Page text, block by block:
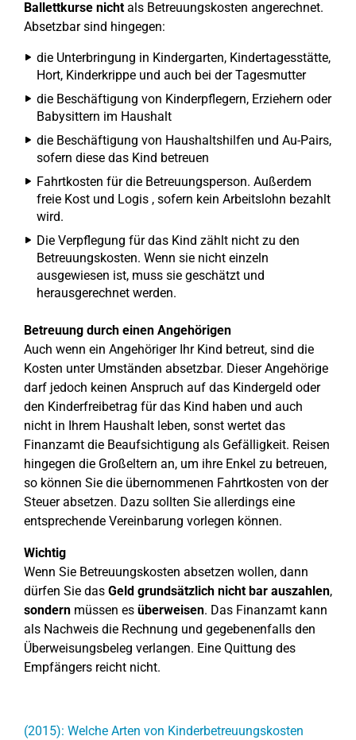
Ballettkurse nichtals Betreuungskosten angerechnet.
Absetzbar sind hingegen:
die Unterbringung in Kindergarten, Kindertagesstätte,
Hort, Kinderkrippe und auch bei der Tagesmutter
die Beschäftigung von Kinderpflegern, Erziehern oder
Babysittern im Haushalt
die Beschäftigung von Haushaltshilfen und Au-Pairs,
sofern diese das Kind betreuen
Fahrtkosten für die Betreuungsperson. Außerdem
freie Kost und Logis , sofern kein Arbeitslohn bezahlt
wird.
Die Verpflegung für das Kind zählt nicht zu den
Betreuungskosten. Wenn sie nicht einzeln
ausgewiesen ist, muss sie geschätzt und
herausgerechnet werden.
Betreuung durch einen Angehörigen
Auch wenn ein Angehöriger Ihr Kind betreut, sind die
Kosten unter Umständen absetzbar. Dieser Angehörige
darf jedoch keinen Anspruch auf das Kindergeld oder
den Kinderfreibetrag für das Kind haben und auch
nicht in Ihrem Haushalt leben, sonst wertet das
Finanzamt die Beaufsichtigung als Gefälligkeit. Reisen
hingegen die Großeltern an, um ihre Enkel zu betreuen,
so können Sie die übernommenen Fahrtkosten von der
Steuer absetzen. Dazu sollten Sie allerdings eine
entsprechende Vereinbarung vorlegen können.
Wichtig
Wenn Sie Betreuungskosten absetzen wollen, dann
dürfen Sie das Geld grundsätzlich nicht bar auszahlen,
sondern müssen es überweisen. Das Finanzamt kann
als Nachweis die Rechnung und gegebenenfalls den
Überweisungsbeleg verlangen. Eine Quittung des
Empfängers reicht nicht.
(2015): Welche Arten von Kinderbetreuungskosten